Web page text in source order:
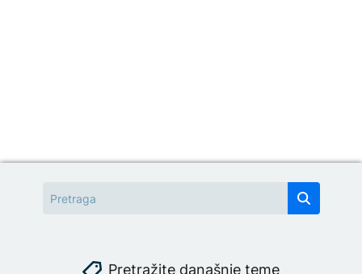
Pretražite današnje teme